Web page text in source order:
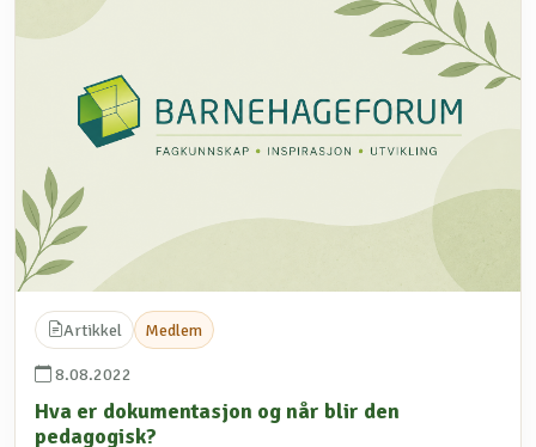
Artikkel Medlem
8.08.2022
Hva er dokumentasjon og når blir den
pedagogisk?